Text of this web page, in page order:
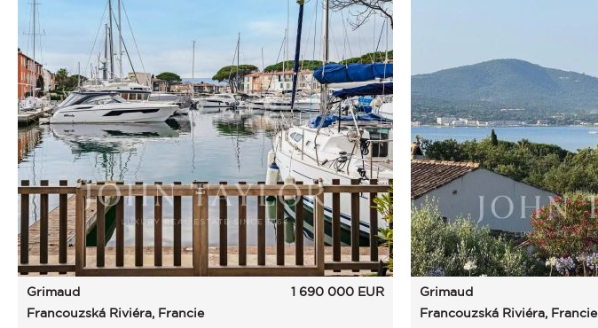
Grimaud
Francouzská Riviéra, Francie
1 690 000 EUR
Grimaud
Francouzská Riviéra, Francie